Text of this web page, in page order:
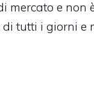
e non
tutti i giorni e